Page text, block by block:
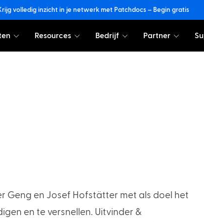
volledig inzicht in je netwerk met Patchdocs – Begin gratis
Resources Bedrijf Partner
Geng en Josef Hofstätter met als doel het
en te versnellen. Uitvinder &